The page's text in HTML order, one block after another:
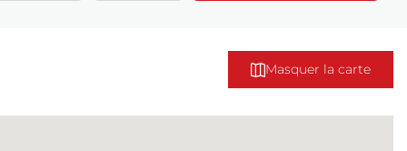
Masquer la carte